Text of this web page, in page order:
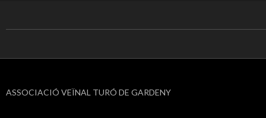
ASSOCIACIÓ VEÏNAL TURÓ DE GARDENY